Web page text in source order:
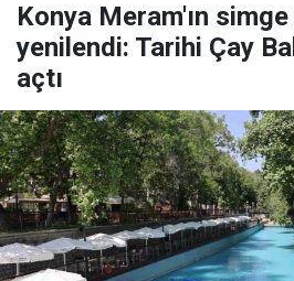
Konya Meram'ın simge
yenilendi: Tarihi Çay
açtı